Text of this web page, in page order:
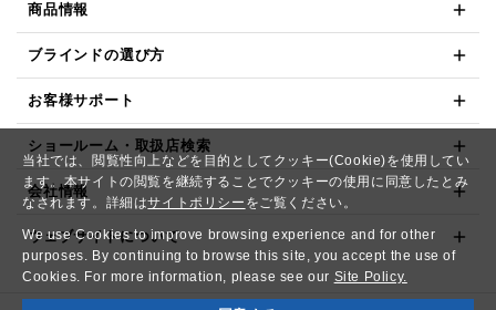
当社では、閲覧性向上などを目的としてクッキー(Cookie)を使用してい
ます。本サイトの閲覧を継続することでクッキーの使用に同意したとみ
なされます。詳細はサイトポリシー をご覧ください。
We use Cookies to improve browsing experience and for other
purposes. By continuing to browse this site, you accept the use of
Cookies. For more information, please see our Site Policy.
商品情報
ブラインドの選び方
お客様サポート
ショールーム・取扱店検索
会社情報
ウェブサイトについて